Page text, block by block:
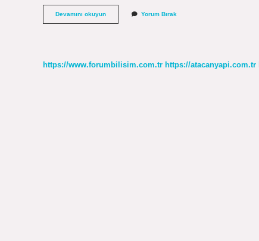
Devamını okuyunHangar
Nasıl
Yorum Bırak
https://www.forumbilisim.com.tr https://atacanyapi.com.tr